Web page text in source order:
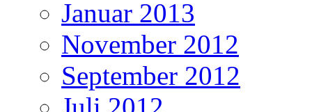
Januar 2013
November 2012
September 2012